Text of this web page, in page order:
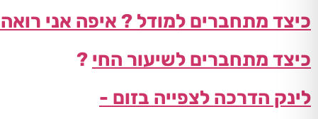
כיצד מתחברים למודל ? איפה אני
כיצד מתחברים לשיעור החי ?
לינק הדרכה לצפייה בזום -